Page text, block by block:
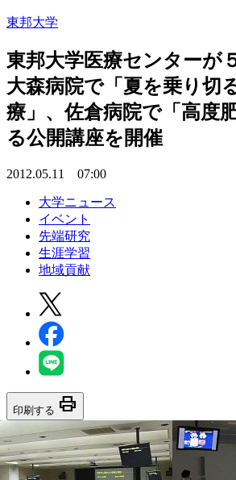
東邦大学
東邦大学医療センターが
大森病院で「夏を乗り切
療」、佐倉病院で「高度
る公開講座を開催
2012.05.11 07:00
大学ニュース
イベント
先端研究
生涯学習
地域貢献
印刷する print